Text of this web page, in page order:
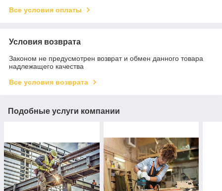
Все условия оплаты
Условия возврата
Законом не предусмотрен возврат и обмен данного товара
надлежащего качества
Все условия возврата
Подобные услуги компании